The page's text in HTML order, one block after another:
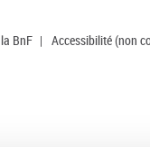
BnF | Accessibilité (non